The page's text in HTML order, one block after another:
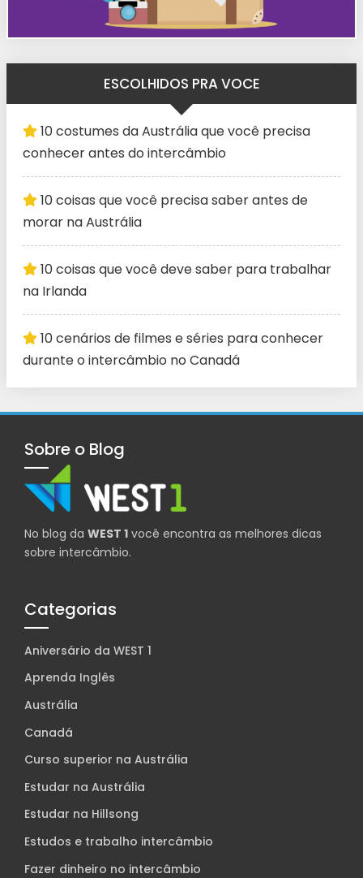
ESCOLHIDOS PRA VOCE
10 costumes da Austrália que você precisa
conhecer antes do intercâmbio
10 coisas que você precisa saber antes de
morar na Austrália
10 coisas que você deve saber para trabalhar
na Irlanda
10 cenários de filmes e séries para conhecer
durante o intercâmbio no Canadá
Sobre o Blog
No blog da WEST 1 você encontra as melhores dicas
sobre intercâmbio.
Categorias
Aniversário da WEST 1
Aprenda Inglês
Austrália
Canadá
Curso superior na Austrália
Estudar na Austrália
Estudar na Hillsong
Estudos e trabalho intercâmbio
Fazer dinheiro no intercâmbio